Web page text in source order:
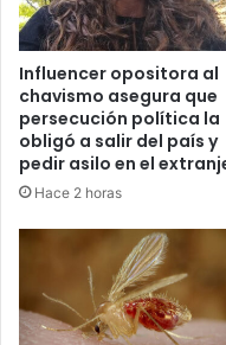
Influencer opositora al
chavismo asegura que
persecución política la
obligó a salir del país y
pedir asilo en el
Hace 2 horas